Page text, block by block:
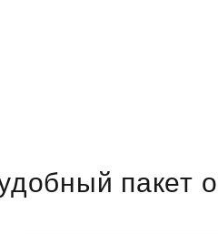
пакет